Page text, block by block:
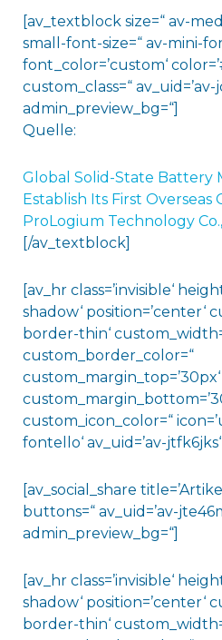
[av_textblock size=“ av-
small-font-size=“ av-mini-
font_color=’custom‘
custom_class=“
admin_preview_bg=“]
Quelle:
Global Solid-State Battery
Establish Its First Overseas
ProLogium Technology
[/av_textblock]
[av_hr class=’invisible‘
shadow‘ position=’center‘
border-thin‘
custom_border_color=“
custom_margin_top=’30px‘
custom_icon_color=“
fontello‘ av_uid=’av-
[av_social_share
buttons=“ av_uid=’av-
admin_preview_bg=“]
[av_hr class=’invisible‘
shadow‘ position=’center‘
border-thin‘